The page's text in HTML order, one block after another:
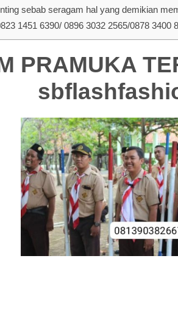
sebab seragam hal yang demikian
1451 6390/ 0896 3032 2565/0878 3400
PRAMUKA